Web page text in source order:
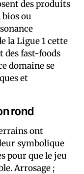
des produits
bios ou
la Ligue 1 cette
des fast-foods
domaine se
et
rond
ont
symbolique
pour que le jeu
Arrosage ;